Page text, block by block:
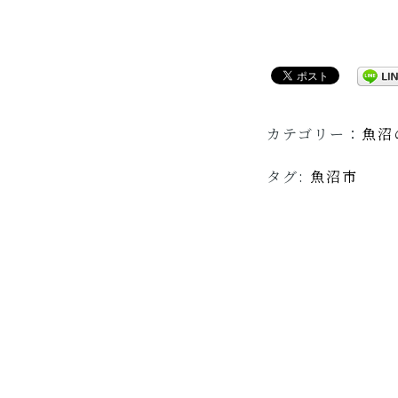
カテゴリー： 魚
タグ: 魚沼市